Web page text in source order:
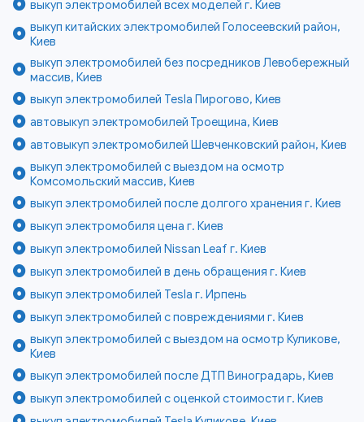
выкуп электромобилей всех моделей г. Киев
выкуп китайских электромобилей Голосеевский район,
Киев
выкуп электромобилей без посредников Левобережный
массив, Киев
выкуп электромобилей Tesla Пирогово, Киев
автовыкуп электромобилей Троещина, Киев
автовыкуп электромобилей Шевченковский район, Киев
выкуп электромобилей с выездом на осмотр
Комсомольский массив, Киев
выкуп электромобилей после долгого хранения г. Киев
выкуп электромобиля цена г. Киев
выкуп электромобилей Nissan Leaf г. Киев
выкуп электромобилей в день обращения г. Киев
выкуп электромобилей Tesla г. Ирпень
выкуп электромобилей с повреждениями г. Киев
выкуп электромобилей с выездом на осмотр Куликове,
Киев
выкуп электромобилей после ДТП Виноградарь, Киев
выкуп электромобилей с оценкой стоимости г. Киев